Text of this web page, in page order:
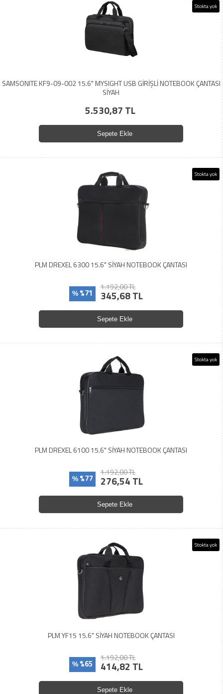
Stokta yok
SAMSONITE KF9-09-002 15.6" MYSIGHT USB GİRİŞLİ NOTEBOOK ÇANTASI
SİYAH
5.530,87 TL
Sepete Ekle
Stokta yok
PLM DREXEL 6300 15.6" SİYAH NOTEBOOK ÇANTASI
% %71
1.192,00 TL
345,68 TL
Sepete Ekle
Stokta yok
PLM DREXEL 6100 15.6" SİYAH NOTEBOOK ÇANTASI
% %77
1.192,00 TL
276,54 TL
Sepete Ekle
Stokta yok
PLM YF15 15.6" SİYAH NOTEBOOK ÇANTASI
% %65
1.192,00 TL
414,82 TL
Sepete Ekle